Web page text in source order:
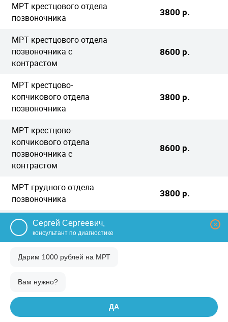
МРТ крестцового отдела
позвоночника
3800 р.
МРТ крестцового отдела
позвоночника с
контрастом
8600 р.
МРТ крестцово-
копчикового отдела
позвоночника
3800 р.
МРТ крестцово-
копчикового отдела
позвоночника с
контрастом
8600 р.
МРТ грудного отдела
позвоночника
3800 р.
МРТ грудного отдела
позвоночника с
контрастом
позвоночника
МРТ шейного отдела
позвоночника с
×
Сергей Сергеевич,
консультант по диагностике
Дарим 1000 рублей на МРТ
Вам нужно?
ДА